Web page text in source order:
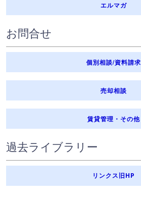
エルマガ
お問合せ
個別相談/資料請求
売却相談
賃貸管理・その他
過去ライブラリー
リンクス旧HP